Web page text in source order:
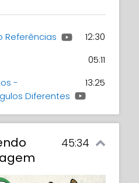
Referências
12:30
05:11
-
Diferentes
13:25
45:34